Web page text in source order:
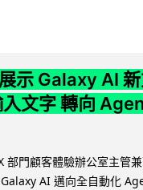
示 Galaxy AI
文字 轉向
門顧客體驗辦公室主管
AI 邁向全自動化